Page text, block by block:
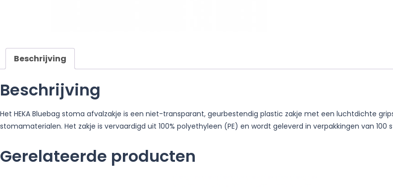
Beschrijving
Beschrijving
Het HEKA Bluebag stoma afvalzakje is een niet-transparant, geurbestendig plastic zakje met een luchtdichte
stomamaterialen. Het zakje is vervaardigd uit 100% polyethyleen (PE) en wordt geleverd in verpakkingen van 100
Gerelateerde producten